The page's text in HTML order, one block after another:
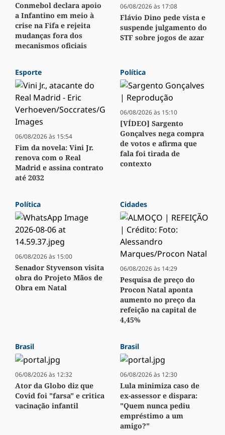
Conmebol declara apoio
a Infantino em meio à
crise na Fifa e rejeita
mudanças fora dos
mecanismos oficiais
06/08/2026 às 17:08
Flávio Dino pede vista e
suspende julgamento do
STF sobre jogos de azar
Esporte
06/08/2026 às 15:54
Fim da novela: Vini Jr.
renova com o Real
Madrid e assina contrato
até 2032
Política
06/08/2026 às 15:10
[VÍDEO] Sargento
Gonçalves nega compra
de votos e afirma que
fala foi tirada de
contexto
Política
06/08/2026 às 15:00
Senador Styvenson visita
obra do Projeto Mãos de
Obra em Natal
Cidades
06/08/2026 às 14:29
Pesquisa de preço do
Procon Natal aponta
aumento no preço da
refeição na capital de
4,45%
Brasil
06/08/2026 às 12:32
Ator da Globo diz que
Covid foi "farsa" e critica
vacinação infantil
Brasil
06/08/2026 às 12:30
Lula minimiza caso de
ex-assessor e dispara:
"Quem nunca pediu
empréstimo a um
amigo?"